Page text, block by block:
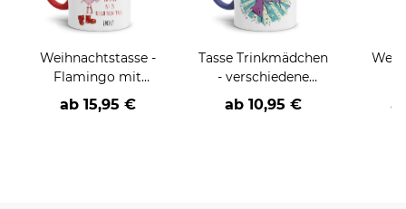
Weihnachtstasse -
Flamingo mit
lustigen
Weihnachtssprüchen
ab 15,95 €
Tasse Trinkmädchen
- verschiedene
Varianten-
ab 10,95 €